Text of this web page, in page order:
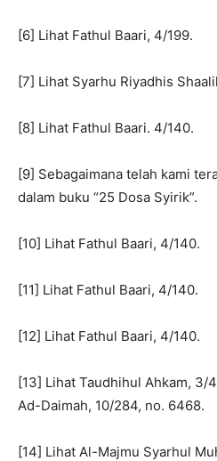
[6] Lihat Fathul Baari, 4/199.
[7] Lihat Syarhu Riyadhis
[8] Lihat Fathul Baari. 4/140.
[9] Sebagaimana telah kami
dalam buku “25 Dosa Syirik”.
[10] Lihat Fathul Baari, 4/140.
[11] Lihat Fathul Baari, 4/140.
[12] Lihat Fathul Baari, 4/140.
[13] Lihat Taudhihul Ahkam, 3/
Ad-Daimah, 10/284, no. 6468.
[14] Lihat Al-Majmu Syarhul